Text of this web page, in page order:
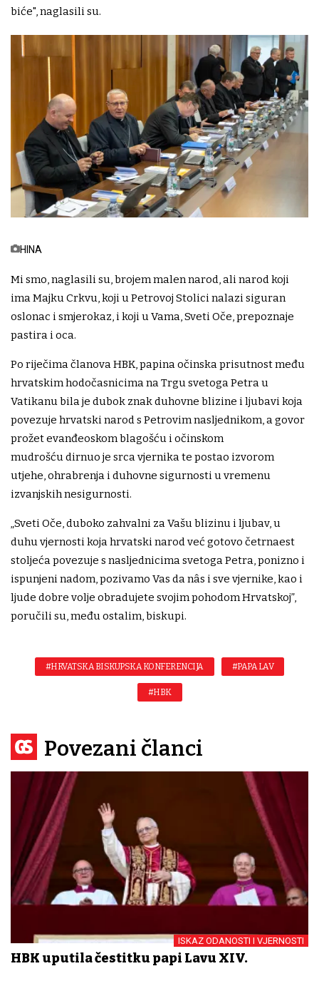
biće", naglasili su.
HINA
Mi smo, naglasili su, brojem malen narod, ali narod koji
ima Majku Crkvu, koji u Petrovoj Stolici nalazi siguran
oslonac i smjerokaz, i koji u Vama, Sveti Oče, prepoznaje
pastira i oca.
Po riječima članova HBK, papina očinska prisutnost među
hrvatskim hodočasnicima na Trgu svetoga Petra u
Vatikanu bila je dubok znak duhovne blizine i ljubavi koja
povezuje hrvatski narod s Petrovim nasljednikom, a govor
prožet evanđeoskom blagošću i očinskom
mudrošću dirnuo je srca vjernika te postao izvorom
utjehe, ohrabrenja i duhovne sigurnosti u vremenu
izvanjskih nesigurnosti.
„Sveti Oče, duboko zahvalni za Vašu blizinu i ljubav, u
duhu vjernosti koja hrvatski narod već gotovo četrnaest
stoljeća povezuje s nasljednicima svetoga Petra, ponizno i
ispunjeni nadom, pozivamo Vas da nâs i sve vjernike, kao i
ljude dobre volje obradujete svojim pohodom Hrvatskoj”,
poručili su, među ostalim, biskupi.
#HRVATSKA BISKUPSKA KONFERENCIJA #PAPA LAV
#HBK
Povezani članci
ISKAZ ODANOSTI I VJERNOSTI
HBK uputila čestitku papi Lavu XIV.